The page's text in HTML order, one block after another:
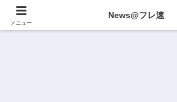
メニュー
News@フレ速